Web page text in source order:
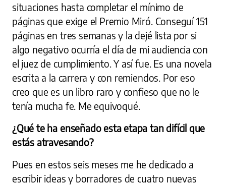
situaciones hasta completar el mínimo de
páginas que exige el Premio Miró. Conseguí 151
páginas en tres semanas y la dejé lista por si
algo negativo ocurría el día de mi audiencia con
el juez de cumplimiento. Y así fue. Es una novela
escrita a la carrera y con remiendos. Por eso
creo que es un libro raro y confieso que no le
tenía mucha fe. Me equivoqué.
¿Qué te ha enseñado esta etapa tan difícil que
estás atravesando?
Pues en estos seis meses me he dedicado a
escribir ideas y borradores de cuatro nuevas